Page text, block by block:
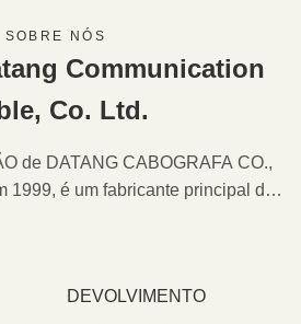
SOBRE NÓS
Communication
Co. Ltd.
de DATANG CABOGRAFA CO.,
1999, é um fabricante principal do
DEVOLVIMENTO